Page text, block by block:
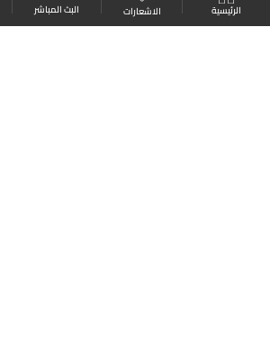
الرئيسية الاشعارات البث المباشر
موقع البرامج الجدول